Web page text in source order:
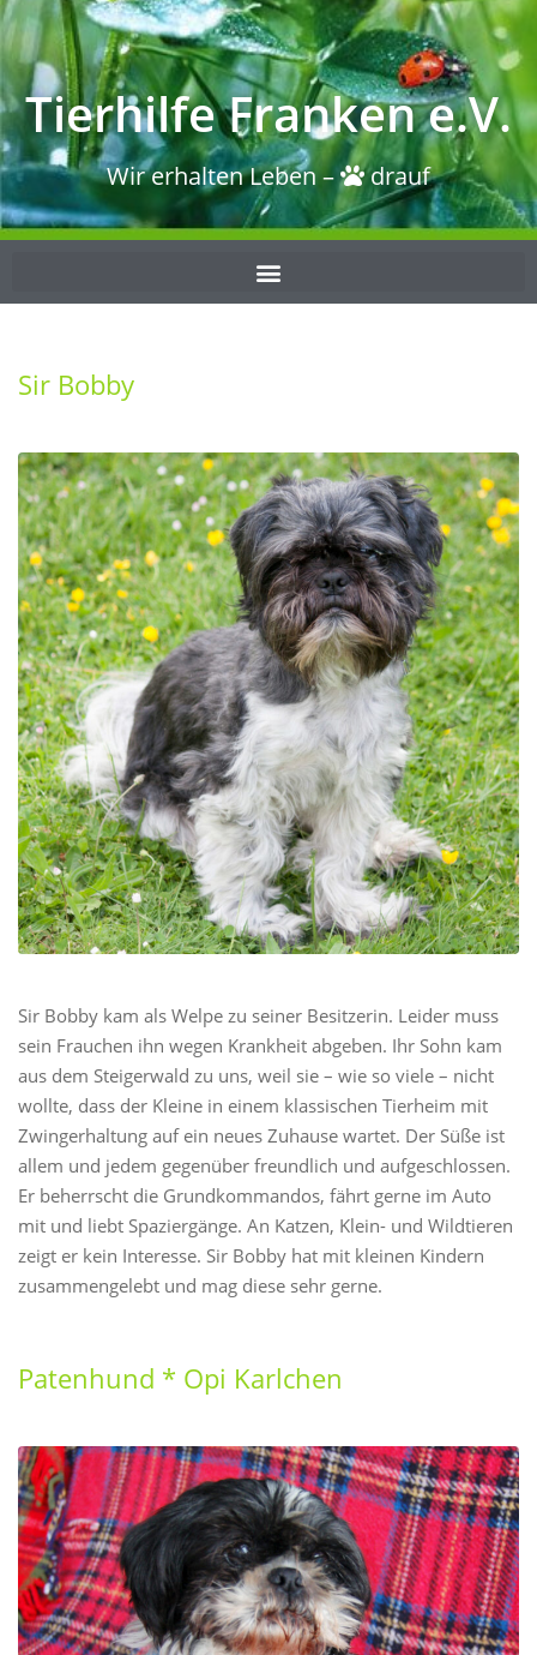
Tierhilfe Franken e.V.
Wir erhalten Leben – drauf
Sir Bobby
Sir Bobby kam als Welpe zu seiner Besitzerin. Leider muss
sein Frauchen ihn wegen Krankheit abgeben. Ihr Sohn kam
aus dem Steigerwald zu uns, weil sie – wie so viele – nicht
wollte, dass der Kleine in einem klassischen Tierheim mit
Zwingerhaltung auf ein neues Zuhause wartet. Der Süße ist
allem und jedem gegenüber freundlich und aufgeschlossen.
Er beherrscht die Grundkommandos, fährt gerne im Auto
mit und liebt Spaziergänge. An Katzen, Klein- und Wildtieren
zeigt er kein Interesse. Sir Bobby hat mit kleinen Kindern
zusammengelebt und mag diese sehr gerne.
Patenhund * Opi Karlchen